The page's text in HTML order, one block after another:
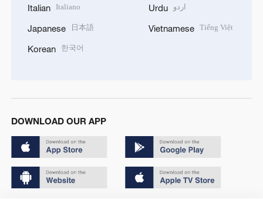
Italian Italiano
Japanese 日本語
Korean 한국어
Urdu اردو
Vietnamese Tiếng Việt
DOWNLOAD OUR APP